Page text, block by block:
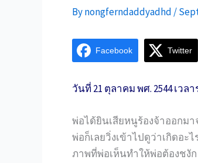
Bynongferndaddyadhd /
Facebook Twitter
วันที่ 21 ตุลาคม พศ. 2544 เว
พ่อได้ยินเสียหนูร้องจ้าออกมา
พ่อก็เลยวิ่งเข้าไปดูว่าเกิดอะ
ภาพที่พ่อเห็นทำให้พ่อต้องชงัก